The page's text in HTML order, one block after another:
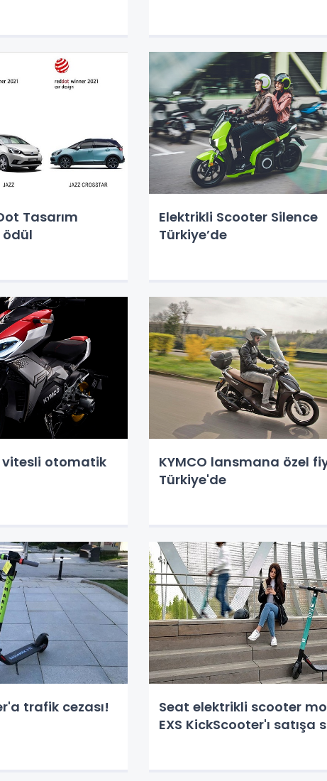
Tasarım
ödül
Elektrikli Scooter Silence
Türkiye’de
vitesli otomatik
KYMCO lansmana özel
Türkiye'de
trafik cezası!
Seat elektrikli scooter
EXS KickScooter'ı satışa